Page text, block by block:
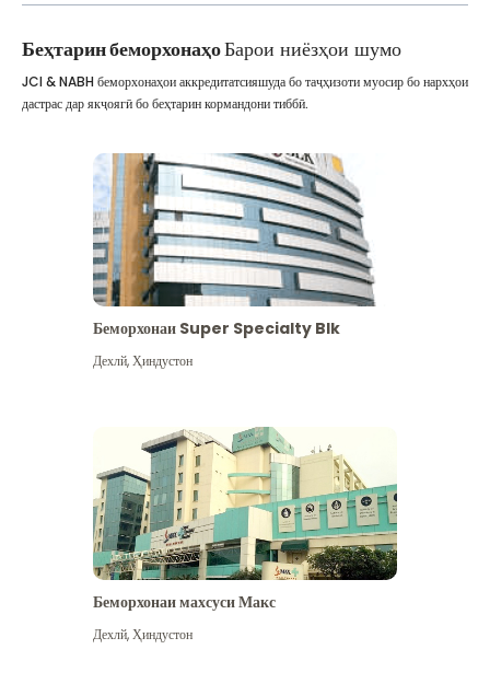
Беҳтарин беморхонаҳоБарои ниёзҳои шумо
JCI & NABH беморхонаҳои аккредитатсияшуда бо таҷҳизоти муосир бо нархҳои
дастрас дар якҷоягӣ бо беҳтарин кормандони тиббӣ.
Беморхонаи Super Specialty Blk
Дехлй,Ҳиндустон
Беморхонаи махсуси Макс
Дехлй,Ҳиндустон